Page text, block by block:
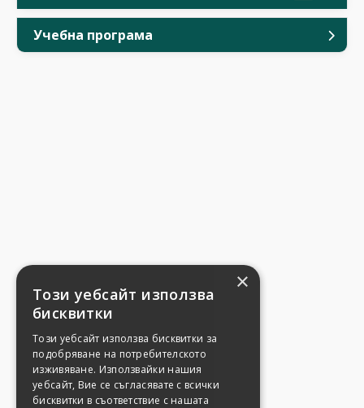
Учебна програма
×
Този уебсайт използва
бисквитки
Този уебсайт използва бисквитки за
подобряване на потребителското
изживяване. Използвайки нашия
уебсайт, Вие се съгласявате с всички
бисквитки в съответствие с нашата